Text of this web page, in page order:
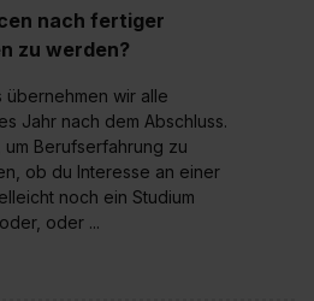
nach fertiger
zu werden?
wir alle
Jahr nach dem Abschluss.
Berufserfahrung zu
ob du Interesse an einer
noch ein Studium
oder ...